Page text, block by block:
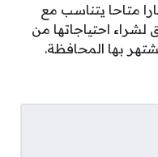
متاحا يتناسب مع
لشراء احتياجاتها من
بها المحافظة.